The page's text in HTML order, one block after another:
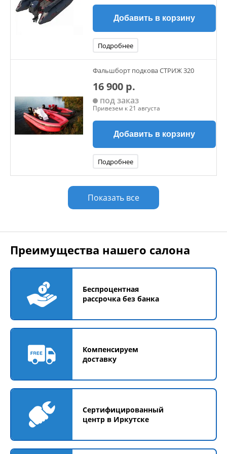
Добавить в корзину
Подробнее
Фальшборт подкова СТРИЖ 320
16 900 р.
под заказ
Привезем к 21 августа
Добавить в корзину
Подробнее
Показать все
Преимущества нашего салона
Беспроцентная
рассрочка без банка
Компенсируем
доставку
Сертифицированный
центр в Иркутске